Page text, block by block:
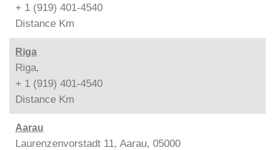
+ 1 (919) 401-4540
Distance Km
Riga
Riga,
+ 1 (919) 401-4540
Distance Km
Aarau
Laurenzenvorstadt 11, Aarau, 05000